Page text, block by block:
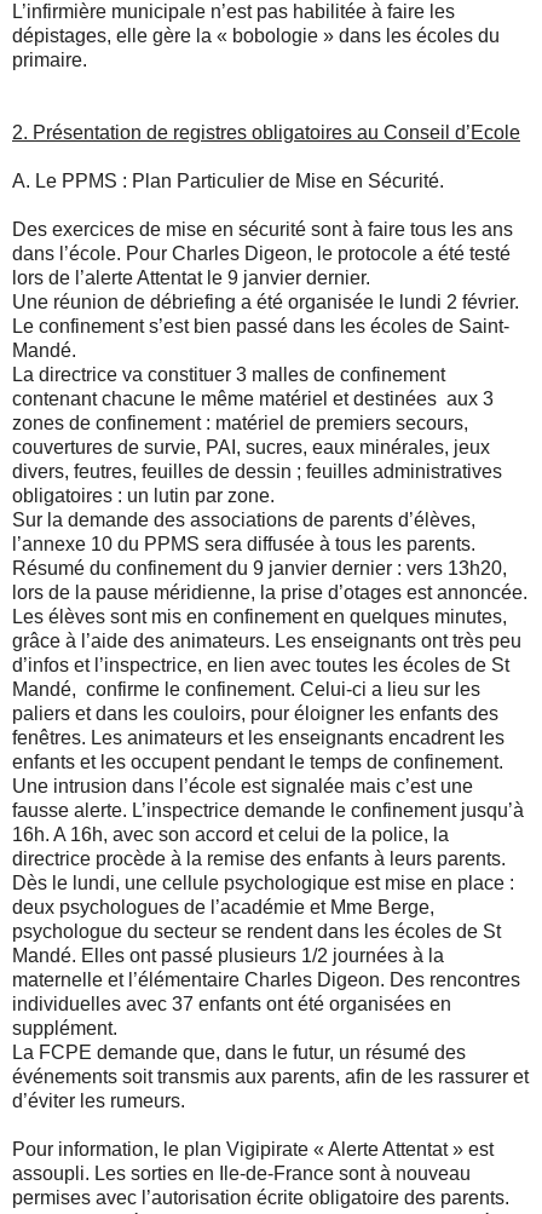
L’infirmière municipale n’est pas habilitée à faire les
dépistages, elle gère la « bobologie » dans les écoles du
primaire.
2. Présentation de registres obligatoires au Conseil d’Ecole
A. Le PPMS : Plan Particulier de Mise en Sécurité.
Des exercices de mise en sécurité sont à faire tous les ans
dans l’école. Pour Charles Digeon, le protocole a été testé
lors de l’alerte Attentat le 9 janvier dernier.
Une réunion de débriefing a été organisée le lundi 2 février.
Le confinement s’est bien passé dans les écoles de Saint-
Mandé.
La directrice va constituer 3 malles de confinement
contenant chacune le même matériel et destinées aux 3
zones de confinement : matériel de premiers secours,
couvertures de survie, PAI, sucres, eaux minérales, jeux
divers, feutres, feuilles de dessin ; feuilles administratives
obligatoires : un lutin par zone.
Sur la demande des associations de parents d’élèves,
l’annexe 10 du PPMS sera diffusée à tous les parents.
Résumé du confinement du 9 janvier dernier : vers 13h20,
lors de la pause méridienne, la prise d’otages est annoncée.
Les élèves sont mis en confinement en quelques minutes,
grâce à l’aide des animateurs. Les enseignants ont très peu
d’infos et l’inspectrice, en lien avec toutes les écoles de St
Mandé, confirme le confinement. Celui-ci a lieu sur les
paliers et dans les couloirs, pour éloigner les enfants des
fenêtres. Les animateurs et les enseignants encadrent les
enfants et les occupent pendant le temps de confinement.
Une intrusion dans l’école est signalée mais c’est une
fausse alerte. L’inspectrice demande le confinement jusqu’à
16h. A 16h, avec son accord et celui de la police, la
directrice procède à la remise des enfants à leurs parents.
Dès le lundi, une cellule psychologique est mise en place :
deux psychologues de l’académie et Mme Berge,
psychologue du secteur se rendent dans les écoles de St
Mandé. Elles ont passé plusieurs 1/2 journées à la
maternelle et l’élémentaire Charles Digeon. Des rencontres
individuelles avec 37 enfants ont été organisées en
supplément.
La FCPE demande que, dans le futur, un résumé des
événements soit transmis aux parents, afin de les rassurer et
d’éviter les rumeurs.
Pour information, le plan Vigipirate « Alerte Attentat » est
assoupli. Les sorties en Ile-de-France sont à nouveau
permises avec l’autorisation écrite obligatoire des parents.